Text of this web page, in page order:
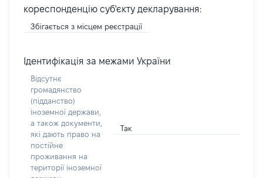
кореспонденцію суб'єкту декларування:
Збігається з місцем реєстрації
Ідентифікація за межами України
Відсутнє
громадянство
(підданство)
іноземної держави,
а також документи,
які дають право на
постійне
проживання на
території іноземної
Так